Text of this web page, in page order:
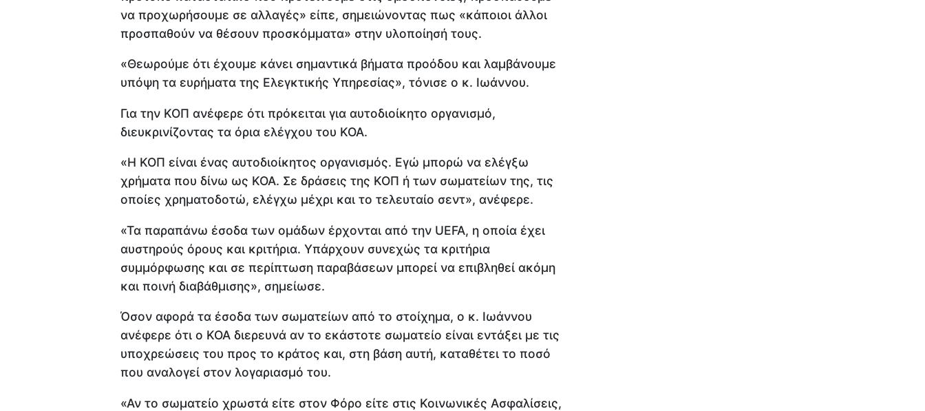
να προχωρήσουμε σε αλλαγές» είπε, σημειώνοντας πως «κάποιοι άλλοι
προσπαθούν να θέσουν προσκόμματα» στην υλοποίησή τους.
«Θεωρούμε ότι έχουμε κάνει σημαντικά βήματα προόδου και λαμβάνουμε
υπόψη τα ευρήματα της Ελεγκτικής Υπηρεσίας», τόνισε ο κ. Ιωάννου.
Για την ΚΟΠ ανέφερε ότι πρόκειται για αυτοδιοίκητο οργανισμό,
διευκρινίζοντας τα όρια ελέγχου του ΚΟΑ.
«Η ΚΟΠ είναι ένας αυτοδιοίκητος οργανισμός. Εγώ μπορώ να ελέγξω
χρήματα που δίνω ως ΚΟΑ. Σε δράσεις της ΚΟΠ ή των σωματείων της, τις
οποίες χρηματοδοτώ, ελέγχω μέχρι και το τελευταίο σεντ», ανέφερε.
«Τα παραπάνω έσοδα των ομάδων έρχονται από την UEFA, η οποία έχει
αυστηρούς όρους και κριτήρια. Υπάρχουν συνεχώς τα κριτήρια
συμμόρφωσης και σε περίπτωση παραβάσεων μπορεί να επιβληθεί ακόμη
και ποινή διαβάθμισης», σημείωσε.
Όσον αφορά τα έσοδα των σωματείων από το στοίχημα, ο κ. Ιωάννου
ανέφερε ότι ο ΚΟΑ διερευνά αν το εκάστοτε σωματείο είναι εντάξει με τις
υποχρεώσεις του προς το κράτος και, στη βάση αυτή, καταθέτει το ποσό
που αναλογεί στον λογαριασμό του.
«Αν το σωματείο χρωστά είτε στον Φόρο είτε στις Κοινωνικές Ασφαλίσεις,